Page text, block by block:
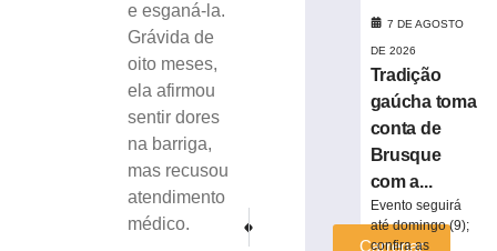
e esganá-la.
Grávida de
oito meses,
ela afirmou
sentir dores
na barriga,
mas recusou
atendimento
médico.
Jogos Escolares: Arena Brusque e
Últimos dias para se inscrever para o desfile da
agosto
Carregar
7 DE AGOSTO
DE 2026
Tradição
gaúcha toma
conta de
Brusque
com a...
Evento seguirá
até domingo (9);
confira as